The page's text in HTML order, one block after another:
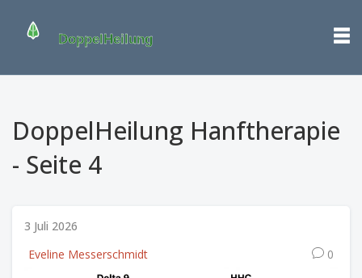
DoppelHeilung Hanftherapie
- Seite 4
3 Juli 2026
Eveline Messerschmidt
0